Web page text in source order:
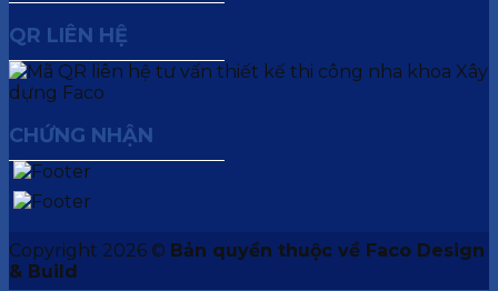
QR LIÊN HỆ
CHỨNG NHẬN
Copyright 2026 © Bản quyền thuộc về Faco Design
& Build